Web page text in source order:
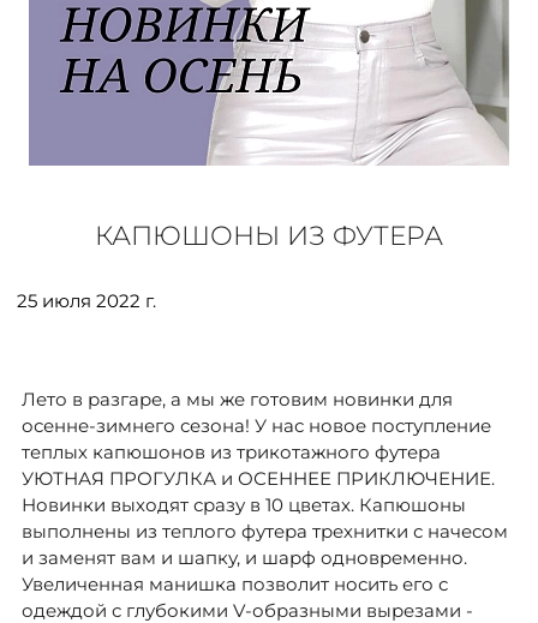
ЧАСТО ЗАДАВАЕМЫЕ ВОПРОСЫ
ОПТОВЫМ ПОКУПАТЕЛЯМ
ТАБЛИЦА РАЗМЕРОВ
МОСКВА
+7 (800) 511-35-10
КАПЮШОНЫ ИЗ ФУТЕРА
25 июля 2022 г.
Лето в разгаре, а мы же готовим новинки для
осенне-зимнего сезона! У нас новое поступление
теплых капюшонов из трикотажного футера
УЮТНАЯ ПРОГУЛКА и ОСЕННЕЕ ПРИКЛЮЧЕНИЕ.
Новинки выходят сразу в 10 цветах. Капюшоны
выполнены из теплого футера трехнитки с начесом
и заменят вам и шапку, и шарф одновременно.
Увеличенная манишка позволит носить его с
одеждой с глубокими V-образными вырезами -